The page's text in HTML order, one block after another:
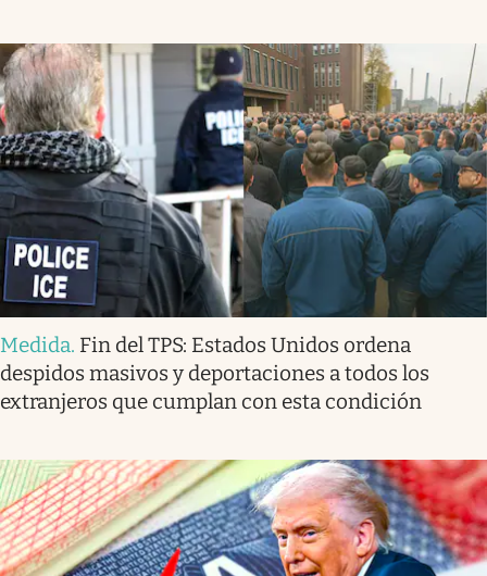
Medida. Fin del TPS: Estados Unidos ordena
despidos masivos y deportaciones a todos los
extranjeros que cumplan con esta condición